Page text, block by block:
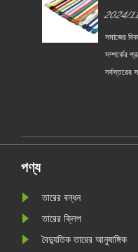
2024/
সমাজের
সম্পর্কের
সর্বস্তরের
হয়েছে,
পণ্য
তারের বন্ধন
তারের ক্লিপ
বৈদ্যুতিক তারের আনুষাঙ্গিক